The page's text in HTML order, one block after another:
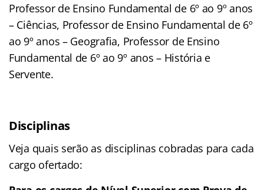
Professor de Ensino Fundamental de 6º ao 9º anos
– Ciências, Professor de Ensino Fundamental de 6º
ao 9º anos – Geografia, Professor de Ensino
Fundamental de 6º ao 9º anos – História e
Servente.
Disciplinas
Veja quais serão as disciplinas cobradas para cada
cargo ofertado: